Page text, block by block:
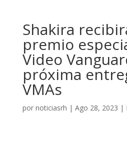
Shakira
premio
Video
próxima
VMAs
por noticiasrh | Ago 28, 2023 |